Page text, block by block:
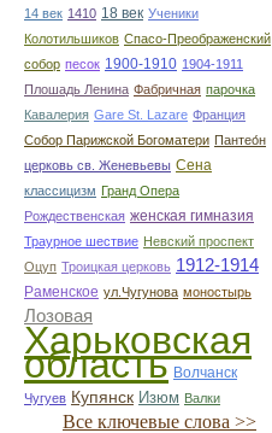
14 век 1410 18 век Ученики
Колотильшиков Спасо-Преображенский
собор песок 1900-1910 1904-1911
Плошадь Ленина Фабричная парочка
Кавалерия Gare St. Lazare Франция
Собор Парижской Богоматери Пантео́н
церковь св. Женевьевы Сена
классицизм Гранд Опера
Рождественская женская гимназия
Траурное шествие Невский проспект
Оцуп Троицкая церковь 1912-1914
Раменское ул.Чугунова моностырь
Лозовая
Харьковская
область Волчанск
Чугуев Купянск Изюм Валки
Все ключевые слова >>